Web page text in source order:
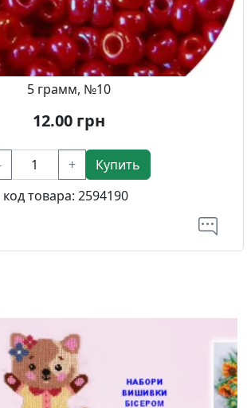
5 грамм, №10
12.00грн
+
Купить
код товара: 2594190